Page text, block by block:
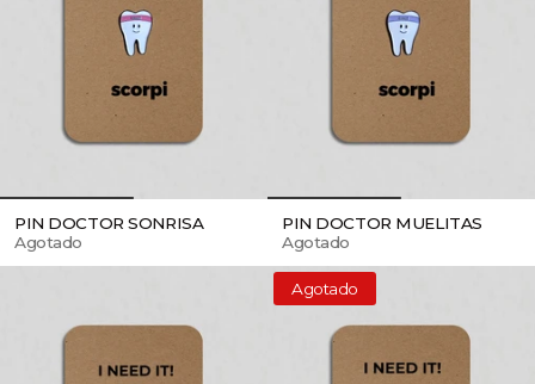
PIN DOCTOR SONRISA
Agotado
PIN DOCTOR MUELITAS
Agotado
Agotado